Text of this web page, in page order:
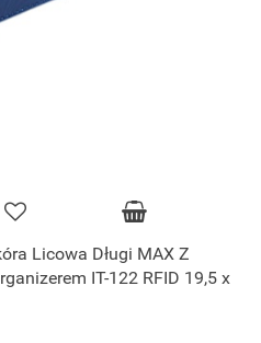
Licowa Długi MAX Z
IT-122 RFID 19,5 x